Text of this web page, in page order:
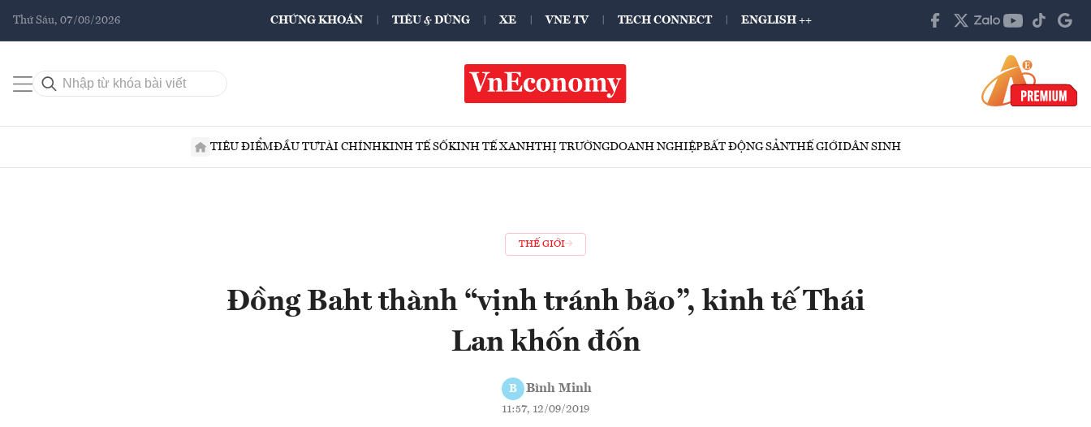
Thứ Sáu, 07/08/2026 CHỨNG KHOÁN TIÊU & DÙNG XE VNE TV TECH CONNECT ENGLISH ++
TIÊU ĐIỂMĐẦU TƯTÀI CHÍNHKINH TẾ SỐKINH TẾ XANHTHỊ TRƯỜNGDOANH NGHIỆPBẤT ĐỘNG SẢNTHẾ GIỚIDÂN SINH
THẾ GIỚI
Đồng Baht thành “vịnh tránh bão”, kinh tế Thái
Lan khốn đốn
B Bình Minh
11:57, 12/09/2019